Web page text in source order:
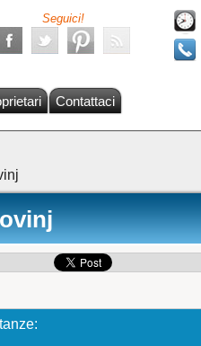
Seguici!
Contattaci